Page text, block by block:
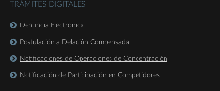
TRÁMITES DIGITALES
Denuncia Electrónica
Postulación a Delación Compensada
Notificaciones de Operaciones de Concentración
Notificación de Participación en Competidores